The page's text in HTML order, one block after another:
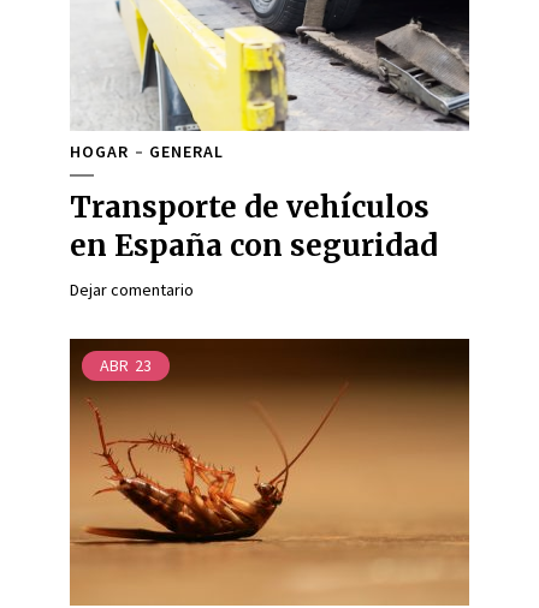
HOGAR GENERAL
Transporte de vehículos
en España con seguridad
Dejar comentario
ABR 23